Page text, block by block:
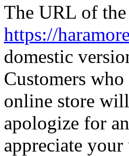
The URL of
https://
domestic
Customers
online store
apologize for
appreciate